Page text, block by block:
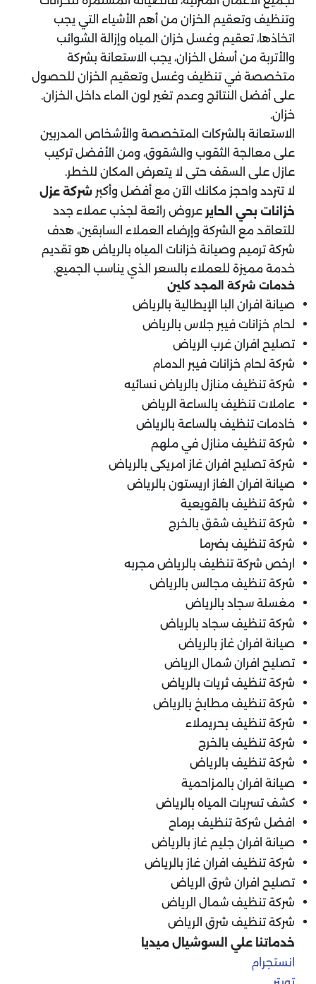
وتنظيف وتعقيم الخزان من أهم الأشياء التي يجب
اتخاذها، تعقيم وغسل خزان المياه وإزالة الشوائب
والأتربة من أسفل الخزان، يجب الاستعانة بشركة
متخصصة في تنظيف وغسل وتعقيم الخزان للحصول
على أفضل النتائج وعدم تغير لون الماء داخل الخزان.
خزان.
الاستعانة بالشركات المتخصصة والأشخاص المدربين
على معالجة الثقوب والشقوق، ومن الأفضل تركيب
عازل على السقف حتى لا يتعرض المكان للخطر.
لا تتردد واحجز مكانك الآن مع أفضل وأكبر شركة عزل
خزانات بحي الحاير عروض رائعة لجذب عملاء جدد
للتعاقد مع الشركة وإرضاء العملاء السابقين، هدف
شركة ترميم وصيانة خزانات المياه بالرياض هو تقديم
خدمة مميزة للعملاء بالسعر الذي يناسب الجميع.
خدمات شركة المجد كلين
صيانة افران البا الإيطالية بالرياض
لحام خزانات فيبر جلاس بالرياض
تصليح افران غرب الرياض
شركة لحام خزانات فيبر الدمام
شركة تنظيف منازل بالرياض نسائيه
عاملات تنظيف بالساعة الرياض
خادمات تنظيف بالساعة بالرياض
شركة تنظيف منازل في ملهم
شركة تصليح افران غاز امريكى بالرياض
صيانة افران الغاز اريستون بالرياض
شركة تنظيف بالقويعية
شركة تنظيف شقق بالخرج
شركة تنظيف بضرما
ارخص شركة تنظيف بالرياض مجربه
شركة تنظيف مجالس بالرياض
مغسلة سجاد بالرياض
شركة تنظيف سجاد بالرياض
صيانة افران غاز بالرياض
تصليح افران شمال الرياض
شركة تنظيف ثريات بالرياض
شركة تنظيف مطابخ بالرياض
شركة تنظيف بحريملاء
شركة تنظيف بالخرج
شركة تنظيف بالرياض
صيانة افران بالمزاحمية
كشف تسربات المياه بالرياض
افضل شركة تنظيف برماح
صيانة افران جليم غاز بالرياض
شركة تنظيف افران غاز بالرياض
تصليح افران شرق الرياض
شركة تنظيف شمال الرياض
شركة تنظيف شرق الرياض
خدماتنا علي السوشيال ميديا
انستجرام